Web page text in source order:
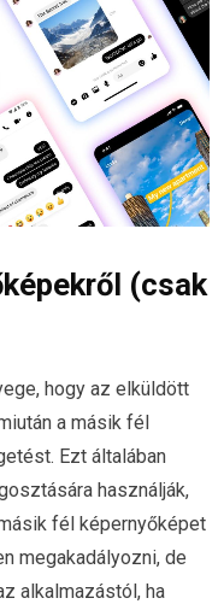
(csak
hogy az elküldött
a másik fél
Ezt általában
használják,
fél képernyőképet
megakadályozni, de
alkalmazástól, ha